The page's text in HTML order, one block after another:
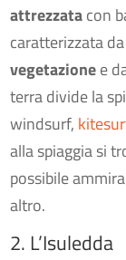
attrezzatacon
caratterizzata
vegetazionee
terra divide la
windsurf,
alla spiaggia si
possibile
altro.
2. L’Isuledda